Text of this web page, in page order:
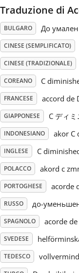
Polski
Português
Svenska
Tiếng Việt
Türkçe
简体中文
繁體中文
Traduzione di
BULGARO До
CINESE (SEMPLIFICATO)
CINESE (TRADIZIONALE)
COREANO C
FRANCESE accord de
GIAPPONESE C ディ
INDONESIANO akor C
INGLESE C
POLACCO akord c
PORTOGHESE acorde
RUSSO до-
SPAGNOLO acorde
SVEDESE
TEDESCO